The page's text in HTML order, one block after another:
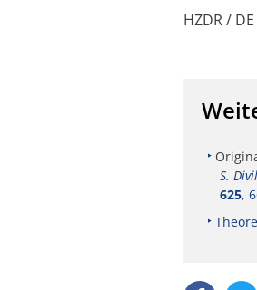
HZDR / DE
S.
625,